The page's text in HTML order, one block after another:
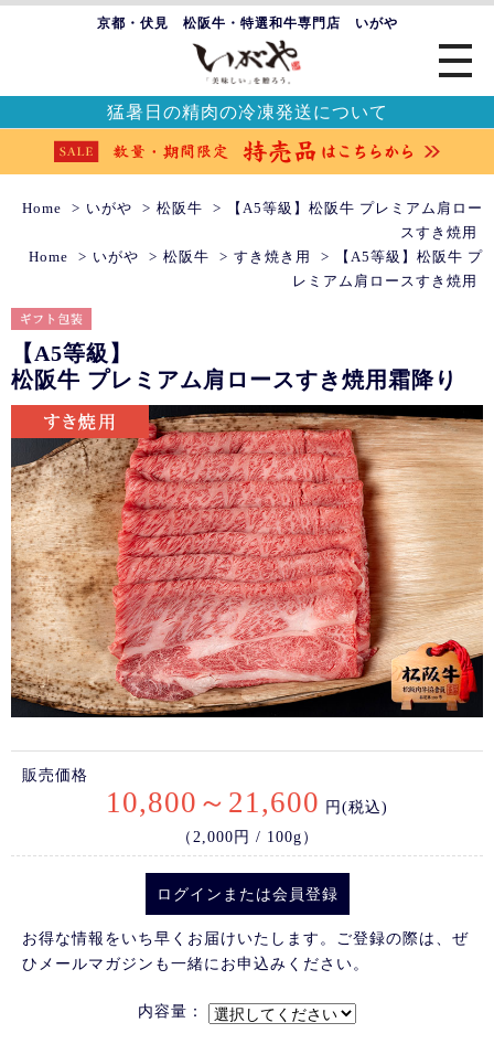
京都・伏見 松阪牛・特選和牛専門店 いがや
猛暑日の精肉の冷凍発送について
Home いがや 松阪牛
【A5等級】松阪牛 プレミアム肩ロー
スすき焼用
Home
いがや 松阪牛 すき焼き用
【A5等級】松阪牛 プ
レミアム肩ロースすき焼用
【A5等級】
松阪牛 プレミアム肩ロースすき焼用霜降り
販売価格
10,800～21,600 円(税込)
（2,000円 / 100g）
ログイン または会員登録
お得な情報をいち早くお届けいたします。ご登録の際は、ぜ
ひメールマガジンも一緒にお申込みください。
内容量：